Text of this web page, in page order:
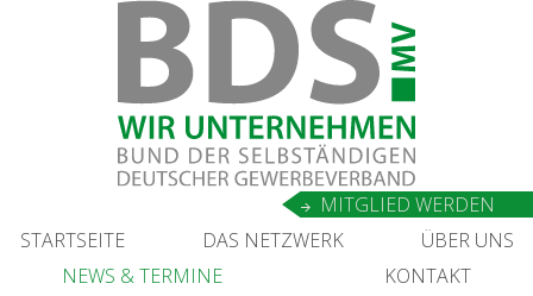
START­SEI­TE DAS NETZ­WERK
ÜBER UNS
NEWS &TERMINE KON­TAKT
MIT­GLIED WERDEN